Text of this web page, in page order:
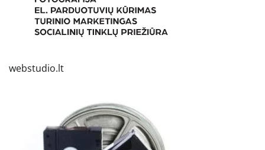
webstudio.lt